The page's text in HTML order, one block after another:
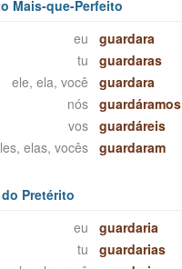
Mais-que-Perfeito
eu
guardara
tu
guardaras
ele, ela, você
guardara
nós
guardáramos
vos
guardáreis
elas, vocês
guardaram
Pretérito
eu
guardaria
tu
guardarias